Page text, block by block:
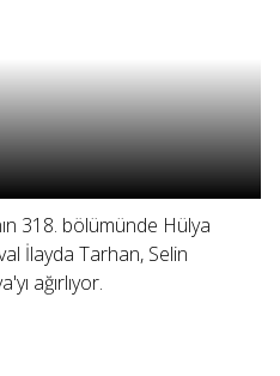
318. bölümünde Hülya
İlayda Tarhan, Selin
ağırlıyor.